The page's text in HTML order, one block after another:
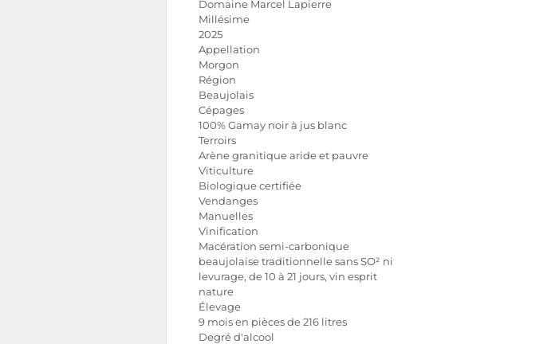
Domaine Marcel Lapierre
Millésime
2025
Appellation
Morgon
Région
Beaujolais
Cépages
100% Gamay noir à jus blanc
Terroirs
Arène granitique aride et pauvre
Viticulture
Biologique certifiée
Vendanges
Manuelles
Vinification
Macération semi-carbonique
beaujolaise traditionnelle sans SO² ni
levurage, de 10 à 21 jours, vin esprit
nature
Élevage
9 mois en pièces de 216 litres
Degré d'alcool